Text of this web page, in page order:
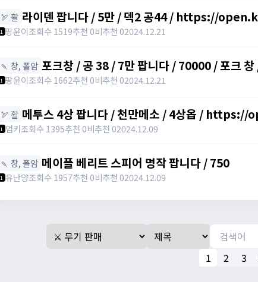
🏹 활 라이덴 팝니다 / 5만 / 덱2 공44 / https://
1 팡윤이조회수 1519추천 0비추천 02024.12.21
🍡 창, 폴암 포크창 / 공 38 / 7만 팝니다 / 70000 / 포크 창
https://open.kakao.com/o/szTBqf6g
1 팡윤이조회수 1662추천 0비추천 02024.12.21
🏹 활 메투스 4상 팝니다 / 천만메소 / 4상옵 /
1 엄키조회수 1395추천 0비추천 02024.12.09
🍡 창, 폴암 메이플 베리트 스피어 명작 팝니다 / 750
1 유난양조회수 1957추천 0비추천 02024.12.09
1 2 3